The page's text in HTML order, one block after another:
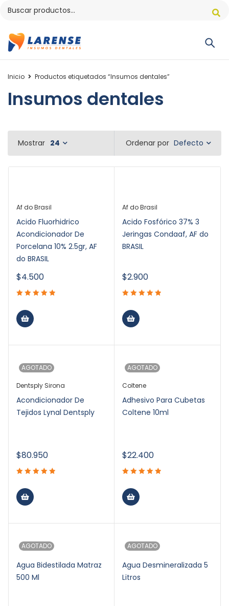
Inicio Productos etiquetados “Insumos dentales”
Insumos dentales
Ordenar por Defecto
Mostrar 24
Af do Brasil
Acido Fluorhidrico
Acondicionador De
Porcelana 10% 2.5gr, AF
do BRASIL
$4.500
Af do Brasil
Acido Fosfórico 37% 3
Jeringas Condaaf, AF do
BRASIL
$2.900
AGOTADO
Dentsply Sirona
Acondicionador De
Tejidos Lynal Dentsply
$80.950
AGOTADO
Coltene
Adhesivo Para Cubetas
Coltene 10ml
$22.400
AGOTADO
Agua Bidestilada Matraz
500 Ml
AGOTADO
Agua Desmineralizada 5
Litros